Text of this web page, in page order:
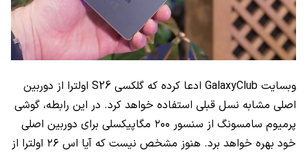
وبسایت GalaxyClub ادعا کرده که گلکسی S26 اولترا از دوربین
اصلی مشابه نسل قبلی استفاده خواهد کرد. در این رابطه، گوشی
پرمیوم سامسونگ از سنسور ۲۰۰ مگاپیکسلی برای دوربین اصلی
خود بهره خواهد برد. هنوز مشخص نیست که آیا اس ۲۶ اولترا از